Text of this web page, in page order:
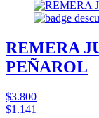
REMERA
PEÑAROL
$3.800
$1.141